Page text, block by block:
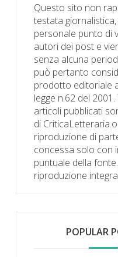
Questo sito non
testata
personale punto di
autori dei post e
senza alcuna
può pertanto
prodotto editoriale
legge n.62 del 2001.
articoli pubblicati
di
riproduzione di
concessa solo con
puntuale della
riproduzione
POPULAR